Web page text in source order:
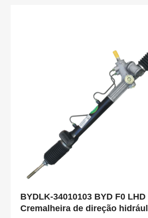
BYDLK-34010103 BYD F0 LHD
Cremalheira de direção